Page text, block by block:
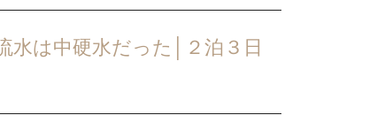
水は中硬水だった│２泊３日